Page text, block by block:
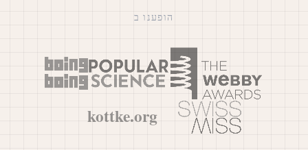
הופענו ב